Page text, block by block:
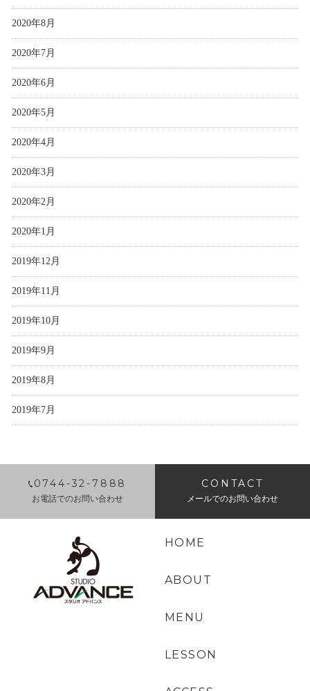
2020年8月
2020年7月
2020年6月
2020年5月
2020年4月
2020年3月
2020年2月
2020年1月
2019年12月
2019年11月
2019年10月
2019年9月
2019年8月
2019年7月
0744-32-7888
お電話でのお問い合わせ
CONTACT
メールでのお問い合わせ
HOME
ABOUT
MENU
LESSON